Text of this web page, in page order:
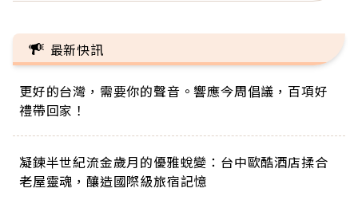
最新快訊
更好的台灣，需要你的聲音。響應今周倡議，百項好
禮帶回家！
凝鍊半世紀流金歲月的優雅蛻變：台中歐酷酒店揉合
老屋靈魂，釀造國際級旅宿記憶